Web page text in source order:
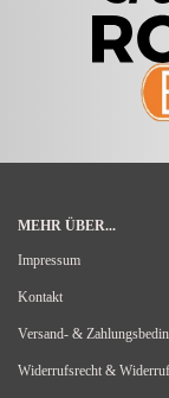
MEHR ÜBER...
Impressum
Kontakt
Versand- &
Widerrufsrecht &